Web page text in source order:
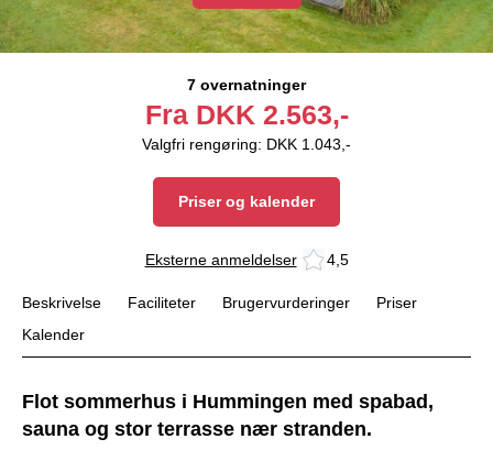
7 overnatninger
Fra DKK 2.563,-
Valgfri rengøring: DKK 1.043,-
Priser og kalender
Eksterne anmeldelser 4,5
Beskrivelse Faciliteter Brugervurderinger
Priser
Kalender
Flot sommerhus i Hummingen med spabad,
sauna og stor terrasse nær stranden.